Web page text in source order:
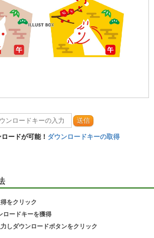
送信
ードが可能！ ダウンロードキーの取得
をクリック
ロードキーを獲得
しダウンロードボタンをクリック